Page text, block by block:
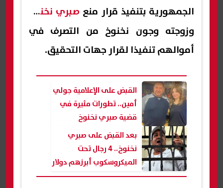
الجمهورية بتنفيذ قرار منع صبري نخنوخ
وزوجته وجون نخنوخ من التصرف في
أموالهم تنفيذا لقرار جهات التحقيق.
القبض على الإعلامية جولي
أمين.. تطورات مثيرة في
قضية صبري نخنوخ
بعد القبض على صبري
نخنوخ.. 4 رجال تحت
الميكروسكوب أبرزهم دولار
وهرم مصر الرابع